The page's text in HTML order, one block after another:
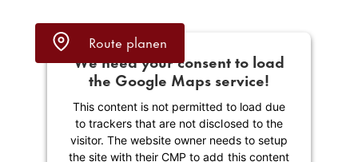
We need your consent to load
the Google Maps service!
This content is not permitted to load due
to trackers that are not disclosed to the
visitor. The website owner needs to setup
the site with their CMP to add this content
Route planen